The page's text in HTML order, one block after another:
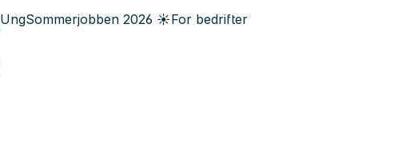
UngSommerjobben 2026 ☀️For bedrifter